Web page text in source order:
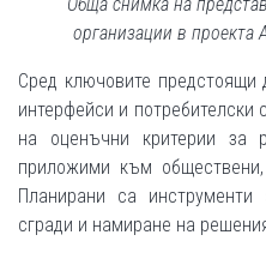
организации в
Сред ключовите предстоящи
интерфейси и потребителски
на оценъчни критерии за
приложими към
Планирани са
сгради и намиране на